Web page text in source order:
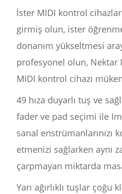
İster MIDI kontrol
girmiş olun, ister
donanım yükseltmesi
profesyonel olun, Nektar
MIDI kontrol cihazı
49 hıza duyarlı tuş ve
fader ve pad seçimi ile
sanal enstrümanlarınızı
etmenizi sağlarken aynı
çarpmayan miktarda
Yarı ağırlıklı tuşlar çoğu